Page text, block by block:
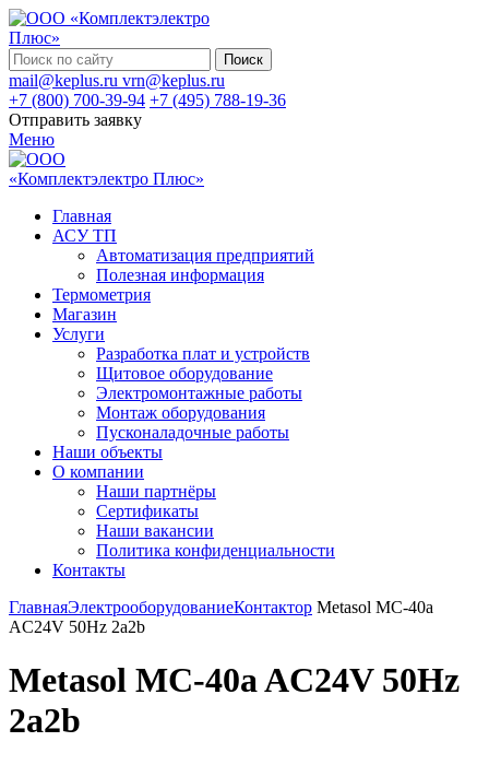
Поиск
mail@keplus.ru vrn@keplus.ru
+7 (800) 700-39-94 +7 (495) 788-19-36
Отправить заявку
Меню
Главная
АСУ ТП
Автоматизация предприятий
Полезная информация
Термометрия
Магазин
Услуги
Разработка плат и устройств
Щитовое оборудование
Электромонтажные работы
Монтаж оборудования
Пусконаладочные работы
Наши объекты
О компании
Наши партнёры
Сертификаты
Наши вакансии
Политика конфиденциальности
Контакты
ГлавнаяЭлектрооборудованиеКонтактор Metasol MC-40a
AC24V 50Hz 2a2b
Metasol MC-40a AC24V 50Hz
2a2b